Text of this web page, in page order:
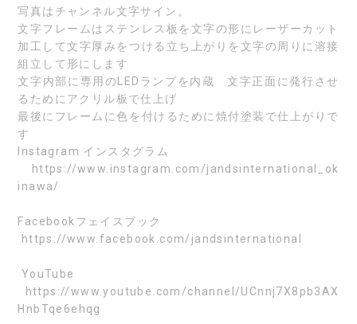
写真はチャンネル文字サイン。
文字フレームはステンレス板を文字の形にレーザーカット
加工して文字厚みをつける立ち上がりを文字の周りに溶接
組立して形にします
文字内部に専用のLEDランプを内蔵 文字正面に発行させ
るためにアクリル板で仕上げ
最後にフレームに色を付けるために焼付塗装で仕上がりで
す
Instagram インスタグラム
https://www.instagram.com/jandsinternational_ok
inawa/
Facebookフェイスブック
https://www.facebook.com/jandsinternational
YouTube
https://www.youtube.com/channel/UCnnj7X8pb3AX
HnbTqe6ehqg